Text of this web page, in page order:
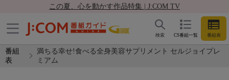
この夏、心を動かす作品特集 | J:COM TV
CS番組一覧 番組表
検索
番組
表
満ちる幸せ!食べる全身美容サプリメント セルジョイプレ
ミアム